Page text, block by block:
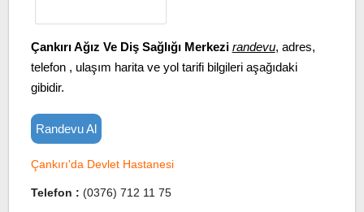
Çankırı Ağız Ve Diş Sağlığı Merkezi randevu, adres,
telefon , ulaşım harita ve yol tarifi bilgileri aşağıdaki
gibidir.
Randevu Al
Çankırı'da Devlet Hastanesi
Telefon : (0376) 712 11 75